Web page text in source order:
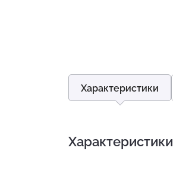
Характеристики
Характеристики